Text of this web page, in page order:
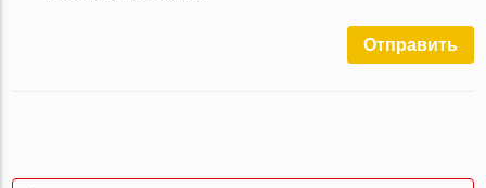
Отправить